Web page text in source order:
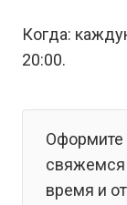
Когда:
20:00.
Оформите
время и